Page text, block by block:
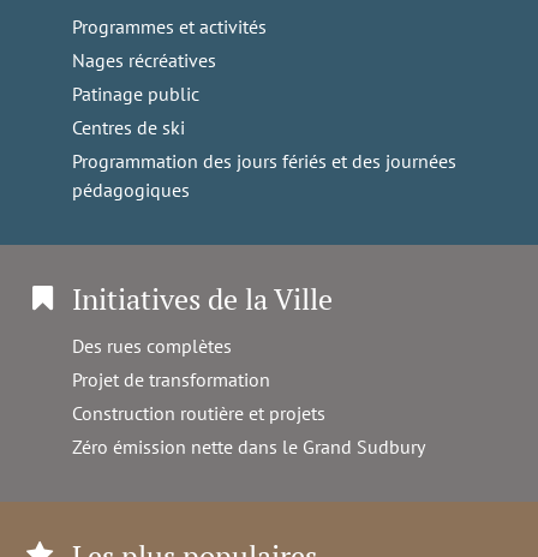
Programmes et activités
Nages récréatives
Patinage public
Centres de ski
Programmation des jours fériés et des journées
pédagogiques
Initiatives de la Ville
Des rues complètes
Projet de transformation
Construction routière et projets
Zéro émission nette dans le Grand Sudbury